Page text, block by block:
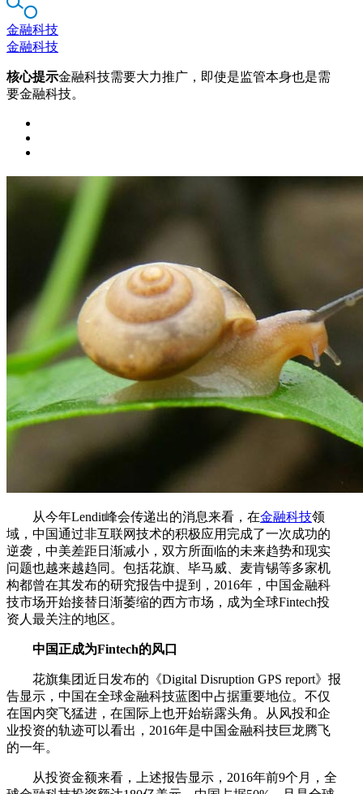
金融科技
金融科技
核心提示金融科技需要大力推广，即使是监管本身也是需
要金融科技。
从今年Lendit峰会传递出的消息来看，在金融科技领
域，中国通过非互联网技术的积极应用完成了一次成功的
逆袭，中美差距日渐减小，双方所面临的未来趋势和现实
问题也越来越趋同。包括花旗、毕马威、麦肯锡等多家机
构都曾在其发布的研究报告中提到，2016年，中国金融科
技市场开始接替日渐萎缩的西方市场，成为全球Fintech投
资人最关注的地区。
中国正成为Fintech的风口
花旗集团近日发布的《Digital Disruption GPS report》报
告显示，中国在全球金融科技蓝图中占据重要地位。不仅
在国内突飞猛进，在国际上也开始崭露头角。从风投和企
业投资的轨迹可以看出，2016年是中国金融科技巨龙腾飞
的一年。
从投资金额来看，上述报告显示，2016年前9个月，全